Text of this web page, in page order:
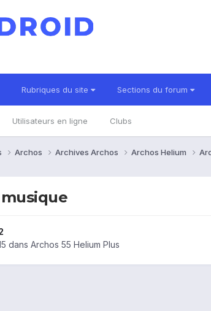
Rubriques du site Sections du forum
Utilisateurs en ligne Clubs
Archos Archives Archos Archos Helium
dans Archos 55 Helium Plus